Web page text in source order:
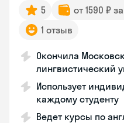
5 от 1590 ₽
1 отзыв
Окончила
лингвистический
Использует
каждому студенту
Ведет курсы по